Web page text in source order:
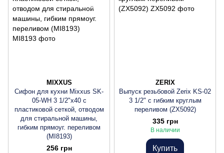
MIXXUS
Сифон для кухни Mixxus SK-
05-WH 3 1/2"x40 с
пластиковой сеткой, отводом
для стиральной машины,
гибким прямоуг. переливом
(MI8193)
256 грн
ZERIX
Выпуск резьбовой Zerix KS-02
3 1/2" с гибким круглым
переливом (ZX5092)
335 грн
В наличии
Купить